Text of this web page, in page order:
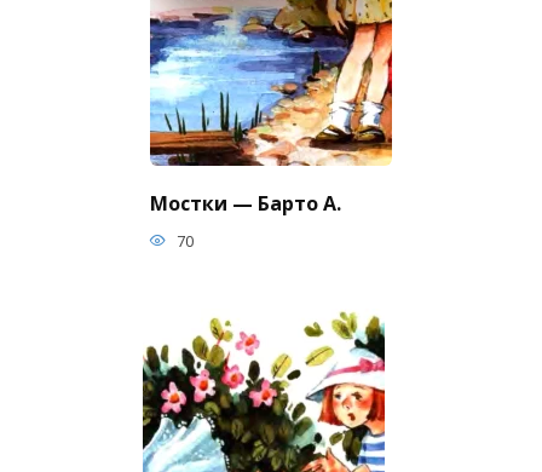
Мостки — Барто А.
70